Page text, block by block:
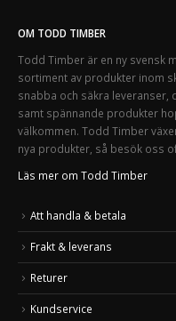
OM TODD TIMBER
Todd Timber är en ny svensk
sortiment av produkter inom
snabba och säkra
samt spännande produkter
välkommen. Todd Timber
nya produkter, så besök oss
Läs mer om Todd Timber
Att handla & betala
Frakt & leverans
Returer
Kundservice